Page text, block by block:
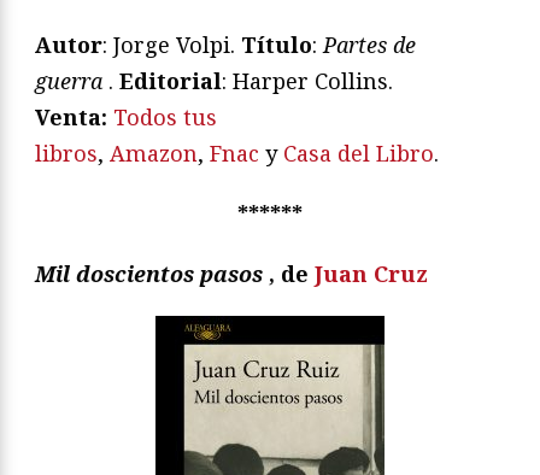
Autor: Jorge Volpi. Título: Partes de
guerra . Editorial: Harper Collins.
Venta: Todos tus
libros, Amazon, Fnac y Casa del Libro.
******
Mil doscientos pasos , de Juan Cruz